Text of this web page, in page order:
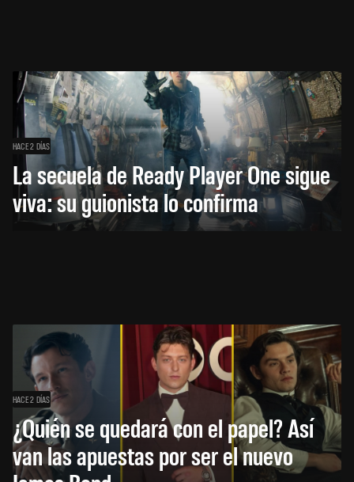
HACE 2 DÍAS
La secuela de Ready Player One sigue
viva: su guionista lo confirma
HACE 2 DÍAS
¿Quién se quedará con el papel? Así
van las apuestas por ser el nuevo